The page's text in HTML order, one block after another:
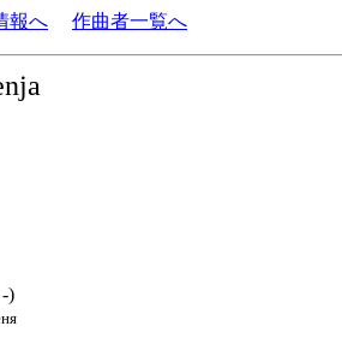
報へ 作曲者一覧へ
-)